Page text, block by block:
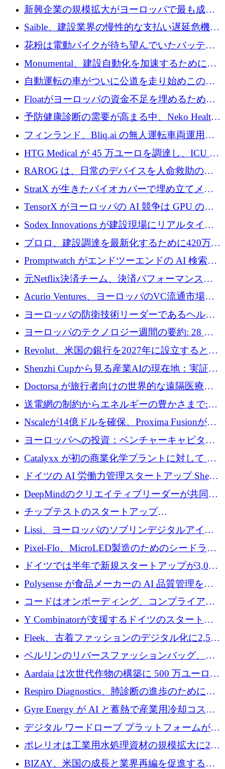
後、アムステルダムに根を張る
新興企業の規模拡大がヨーロッパで最も成功
した創業者を生み出す、アントラー氏が発見
Saible、建設業界の慢性的な支払い遅延危機に
対処するために 290 万ポンドを調達
花粉は電動バイクが待ち望んでいたバッテリ
ー交換ネットワークを構築している
Monumental、建設自動化を加速するためにシ
リーズ B で 3,200 万ドルを確保
自動運転の車がついに公道を走り始めこの国
が世界をリードしようとしている
Floatがヨーロッパの資金不足を埋めるために
シリーズAで450万ユーロを調達
予防健康診断の需要が高まる中、Neko Health
が 7 億ドルを調達
フィンランド、Bliq.ai の無人運転車両運用を
認可
HTG Medical が 45 万ユーロを調達し、ICU の
尿モニタリングを自動化するための MDR 認
証を獲得
RAROG は、日常のデバイスを人命救助の救
助ビーコンに変えるために 16 万 2,000 ユーロ
StratX が生きたバイオカバーで埋め立てメタ
ン対策に 119 万ドルを調達
TensorX がヨーロッパの AI 競争は GPU の所
有者によって決まると考える理由
Sodex Innovations が建設現場にリアルタイム
のインテリジェンスをもたらすために 400 万
ユーロを確保
プロロ、建設調達を最新化するために420万ポ
ンドを調達
Promptwatch がエンドツーエンドの AI 検索最
適化プラットフォームを拡張するために 600
万ユーロを調達
元Netflix決済チーム、決済パフォーマンスプ
ラットフォームNopanのためにこれまでに720
万ユーロを調達
Acurio Ventures、ヨーロッパのVC流通市場の
流動性を解放するために1億1,500万ユーロの
ファンドを立ち上げる
ヨーロッパの防衛技術リーダーであるヘルシ
ングは、180億ドルの評価額で18億ドルのシリ
ヨーロッパのテクノロジー週間の要約: 28 億
ユーロを超える 70 以上のテクノロジー資金調
Revolut、米国の銀行を2027年に設立すると米
国の社長が語る
Shenzhi Cupから見る産業AIの現在地：実証と
産業実装への道筋
Doctorsa が旅行者向けの世界的な遠隔医療プ
ラットフォームを拡大するために 100 万ユー
ロを調達
送電網の制約からエネルギーの豊かさまで:
Envision の Gobi X がヨーロッパの AI の未来
Nscaleが14億ドルを確保、Proxima Fusionが4
億1,100万ユーロを獲得、Invest EuropeはVCの
ヨーロッパへの投資：ベンチャーキャピタル
が過去2番目に高い水準に到達
Catalyxx が初の商業化学プラントに対して EU
から 2,000 万ユーロ以上の支援を獲得
ドイツの AI 労働力管理スタートアップ Sherpa
がプレシードで 220 万ドルを調達
DeepMindのクリエイティブリーダーが共同設
立したAIライティングのスタートアップが
1,300万ドルのシード投資を調達
チップテストのスタートアップ
QuantumDiamondsが株式資金で1,500万ユーロ
を調達
Lissi、ヨーロッパのソブリンデジタルアイデ
ンティティの未来を推進するために350万ユー
ロを調達
Pixel-Flo、MicroLED製造のためのシードラウ
ンドで525万ポンドを獲得
ドイツでは半年で新規スタートアップが3,000
社という記録を目の当たりにし、涙を流すハ
ンブルク
Polysense が食品メーカーの AI 品質管理を拡
張するために 1,070 万ドルを調達
コードはオンボーディング、コンプライアン
ス、支払いを統合するために 640 万ポンドを
Y Combinatorが支援するドイツのスタートア
ップFintoが340万ドルを調達、シリコンバレ
ーではなくミュンヘンを選んだと語る
Fleek、古着ファッションのデジタル化に2,500
万ドルを確保
ベルリンのリバースファッションバッグ、繊
維仕分け規模拡大に7桁の資金調達
Aardaia は次世代作物の構築に 500 万ユーロを
寄付
Respiro Diagnostics、肺診断の進歩のために
100 万ポンドを確保
Gyre Energy が AI と蓄熱で産業用冷却コスト
を削減するために 130 万ドルを調達
デジタル ワードローブ プラットフォームが
1,000 万人のユーザーに到達し、Whering が
700 万ドルを獲得
ポレリオは工業用水処理資材の規模拡大に240
万ユーロを確保
BIZAY、米国の成長と業界再編を促進するた